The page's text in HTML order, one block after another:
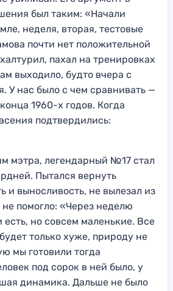
был таким: «Начали
неделя, вторая, тестовые
почти нет положительной
пахал на тренировках
выходило, будто вчера с
У нас было с чем сравнивать —
1960-х годов. Когда
подтвердились:
мэтра, легендарный №17 стал
Пытался вернуть
и выносливость, не вылезал из
не помогло: «Через неделю
есть, но совсем маленькие. Все
только хуже, природу не
мы готовили тогда
под сорок в ней было, у
динамика. Дальше не было